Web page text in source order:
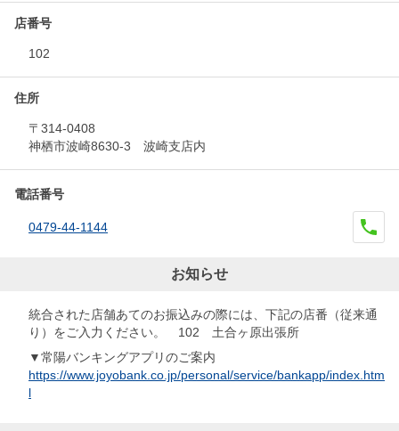
店番号
102
住所
〒314-0408
神栖市波崎8630-3 波崎支店内
電話番号
0479-44-1144
お知らせ
統合された店舗あてのお振込みの際には、下記の店番（従来通
り）をご入力ください。 102 土合ヶ原出張所
▼常陽バンキングアプリのご案内
https://www.joyobank.co.jp/personal/service/bankapp/index.htm
l